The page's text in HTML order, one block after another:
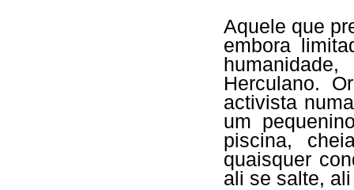
Aquele que
embora
Herculano.
activista
um
piscina,
quaisquer
ali se salte,